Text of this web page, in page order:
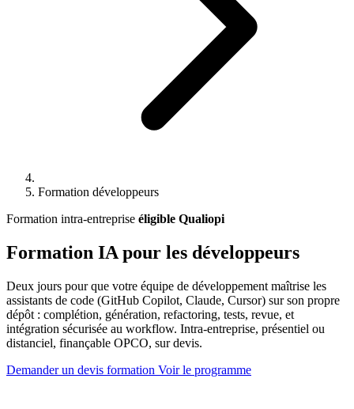
Formation développeurs
Formation intra-entreprise éligible Qualiopi
Formation IA pour les développeurs
Deux jours pour que votre équipe de développement maîtrise les
assistants de code (GitHub Copilot, Claude, Cursor) sur son propre
dépôt : complétion, génération, refactoring, tests, revue, et
intégration sécurisée au workflow. Intra-entreprise, présentiel ou
distanciel, finançable OPCO, sur devis.
Demander un devis formation Voir le programme